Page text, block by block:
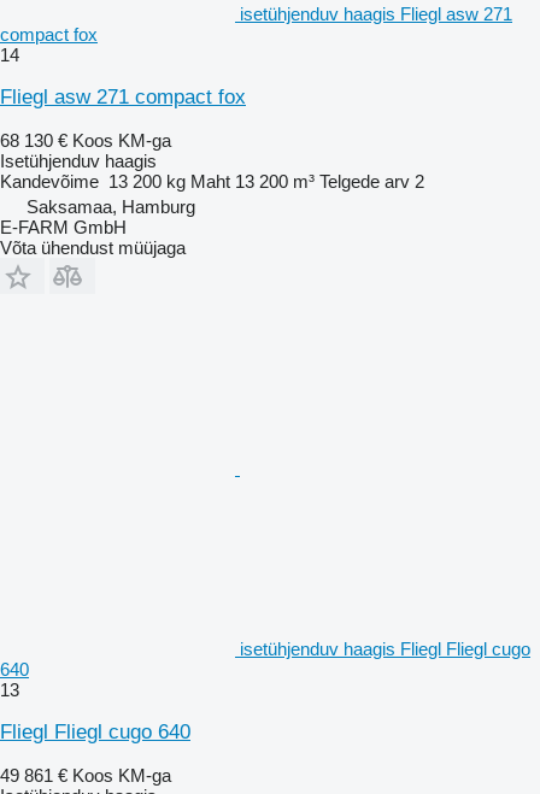
isetühjenduv haagis Fliegl asw 271
compact fox
14
Fliegl asw 271 compact fox
68 130 € Koos KM-ga
Isetühjenduv haagis
Kandevõime 13 200 kg Maht 13 200 m³ Telgede arv 2
Saksamaa, Hamburg
E-FARM GmbH
Võta ühendust müüjaga
isetühjenduv haagis Fliegl Fliegl cugo
640
13
Fliegl Fliegl cugo 640
49 861 € Koos KM-ga